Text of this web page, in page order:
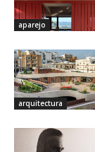
aparejo
arquitectura